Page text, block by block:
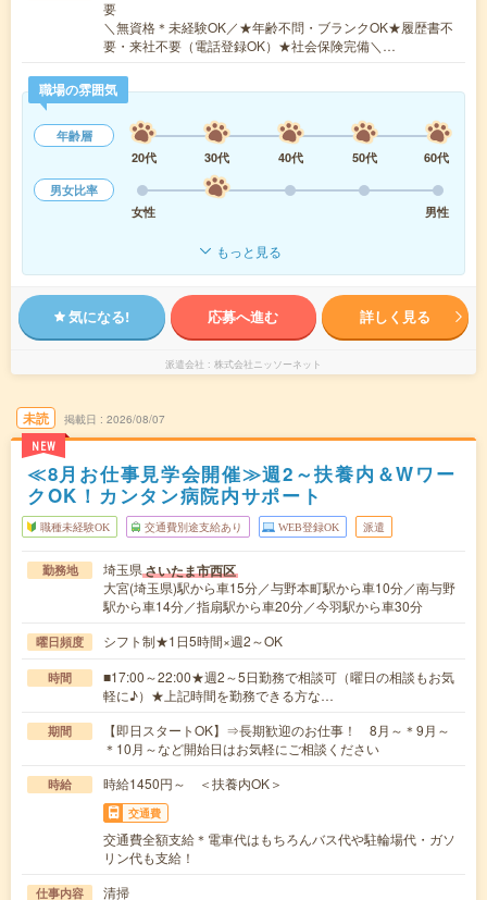
要
＼無資格＊未経験OK／★年齢不問・ブランクOK★履歴書不
要・来社不要（電話登録OK）★社会保険完備＼…
職場の雰囲気
年齢層
20代
30代 40代 50代
60代
男女比率
女性
男性
もっと見る
気になる! 応募へ進む 詳しく見る
派遣会社 株式会社ニッソーネット
未読
NEW
掲載日 2026/08/07
≪8月お仕事見学会開催≫週2～扶養内＆Wワー
クOK！カンタン病院内サポート
職種未経験OK 交通費別途支給あり WEB登録OK 派遣
勤務地 埼玉県さいたま市西区
大宮(埼玉県)駅から車15分／与野本町駅から車10分／南与野
駅から車14分／指扇駅から車20分／今羽駅から車30分
曜日頻度 シフト制★1日5時間×週2～OK
時間
■17:00～22:00★週2～5日勤務で相談可（曜日の相談もお気
軽に♪）★上記時間を勤務できる方な…
期間
【即日スタートOK】⇒長期歓迎のお仕事！ 8月～＊9月～
＊10月～など開始日はお気軽にご相談ください
時給 時給1450円～ ＜扶養内OK＞
交通費
交通費全額支給＊電車代はもちろんバス代や駐輪場代・ガソ
リン代も支給！
仕事内容
清掃